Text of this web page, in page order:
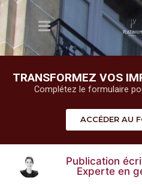
TRANSFORMEZ VOS
Complétez le formulaire
ACCÉDER AU
Publication
Experte en